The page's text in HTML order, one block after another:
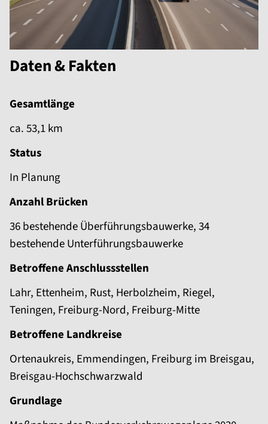
Daten & Fakten
Gesamtlänge
ca. 53,1 km
Status
In Planung
Anzahl Brücken
36 bestehende Überführungsbauwerke, 34
bestehende Unterführungsbauwerke
Betroffene Anschlussstellen
Lahr, Ettenheim, Rust, Herbolzheim, Riegel,
Teningen, Freiburg-Nord, Freiburg-Mitte
Betroffene Landkreise
Ortenaukreis, Emmendingen, Freiburg im Breisgau,
Breisgau-Hochschwarzwald
Grundlage